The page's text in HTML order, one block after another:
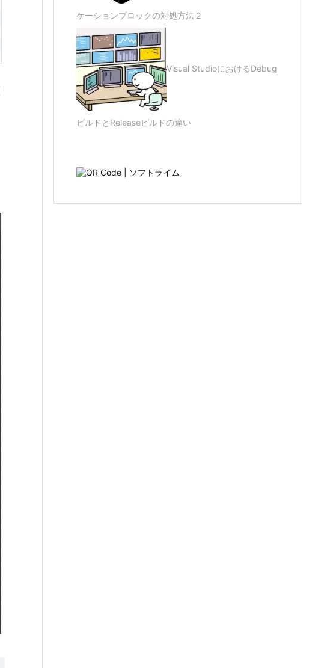
ケーションブロックの対処方法２
Visual StudioにおけるDebug
ビルドとReleaseビルドの違い